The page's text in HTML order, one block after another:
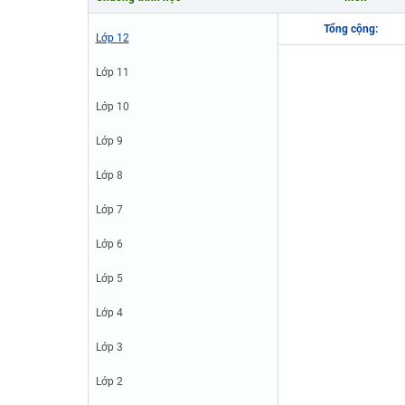
Lớp 12
Lớp 11
Lớp 10
Lớp 9
Lớp 8
Lớp 7
Lớp 6
Lớp 5
Lớp 4
Lớp 3
Lớp 2
Tổng cộng: